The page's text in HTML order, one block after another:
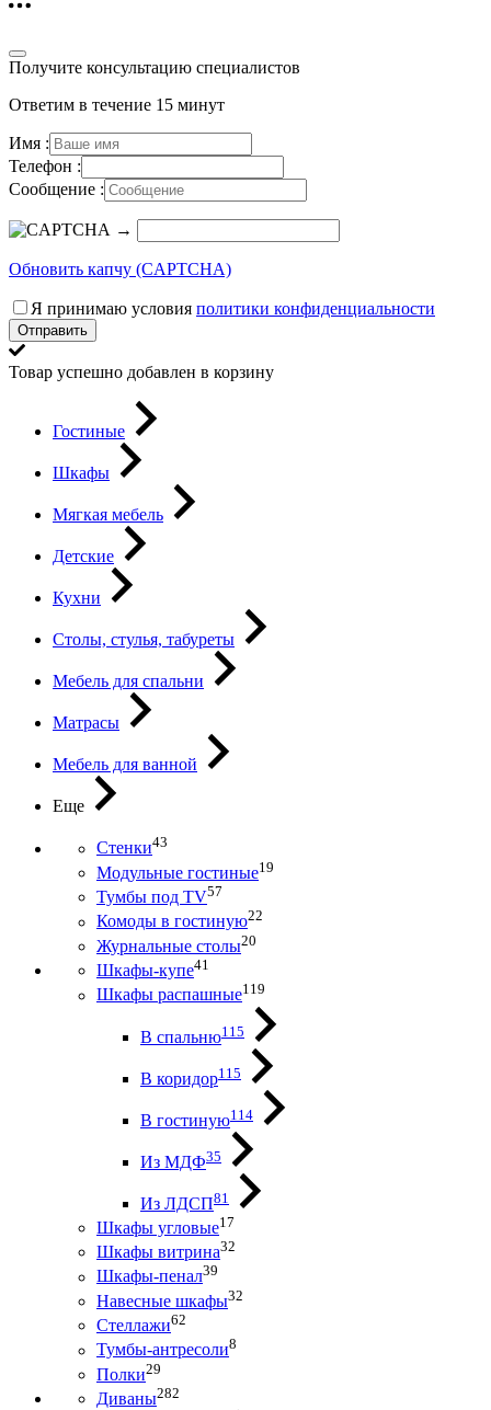
Получите консультацию специалистов
Ответим в течение 15 минут
Имя :
Телефон :
Сообщение :
→
Обновить капчу (CAPTCHA)
Я принимаю условия политики конфиденциальности
Отправить
Товар успешно добавлен в корзину
Гостиные
Шкафы
Мягкая мебель
Детские
Кухни
Столы, стулья, табуреты
Мебель для спальни
Матрасы
Мебель для ванной
Еще
Стенки43
Модульные гостиные19
Тумбы под ТV57
Комоды в гостиную22
Журнальные столы20
Шкафы-купе41
Шкафы распашные119
В спальню115
В коридор115
В гостиную114
Из МДФ35
Из ЛДСП81
Шкафы угловые17
Шкафы витрина32
Шкафы-пенал39
Навесные шкафы32
Стеллажи62
Тумбы-антресоли8
Полки29
Диваны282